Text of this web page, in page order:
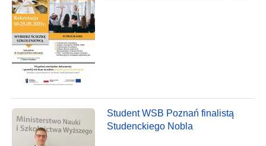
Student WSB Poznań finalistą
Studenckiego Nobla